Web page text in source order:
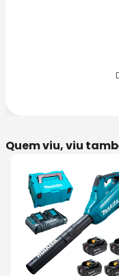
Quem viu, viu